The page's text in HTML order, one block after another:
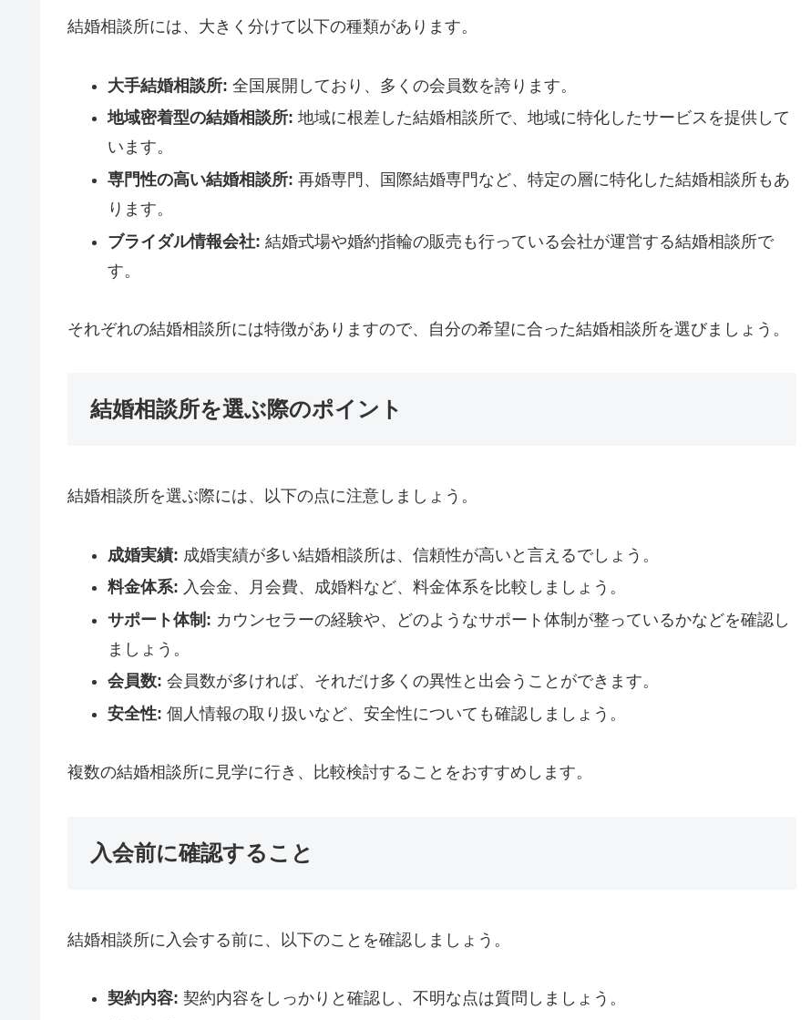
結婚相談所には、大きく分けて以下の種類があります。
大手結婚相談所: 全国展開しており、多くの会員数を誇ります。
地域密着型の結婚相談所: 地域に根差した結婚相談所で、地域に特化したサービスを提供して
います。
専門性の高い結婚相談所: 再婚専門、国際結婚専門など、特定の層に特化した結婚相談所もあ
ります。
ブライダル情報会社: 結婚式場や婚約指輪の販売も行っている会社が運営する結婚相談所で
す。
それぞれの結婚相談所には特徴がありますので、自分の希望に合った結婚相談所を選びましょう。
結婚相談所を選ぶ際のポイント
結婚相談所を選ぶ際には、以下の点に注意しましょう。
成婚実績: 成婚実績が多い結婚相談所は、信頼性が高いと言えるでしょう。
料金体系: 入会金、月会費、成婚料など、料金体系を比較しましょう。
サポート体制: カウンセラーの経験や、どのようなサポート体制が整っているかなどを確認し
ましょう。
会員数: 会員数が多ければ、それだけ多くの異性と出会うことができます。
安全性: 個人情報の取り扱いなど、安全性についても確認しましょう。
複数の結婚相談所に見学に行き、比較検討することをおすすめします。
入会前に確認すること
結婚相談所に入会する前に、以下のことを確認しましょう。
契約内容: 契約内容をしっかりと確認し、不明な点は質問しましょう。